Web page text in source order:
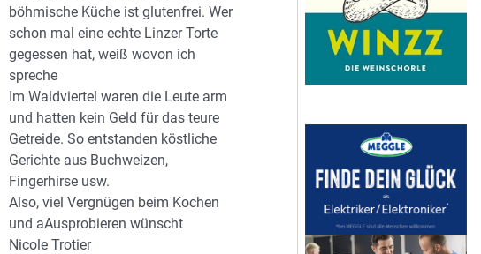
böhmische Küche ist glutenfrei. Wer
schon mal eine echte Linzer Torte
gegessen hat, weiß wovon ich
spreche
Im Waldviertel waren die Leute arm
und hatten kein Geld für das teure
Getreide. So entstanden köstliche
Gerichte aus Buchweizen,
Fingerhirse usw.
Also, viel Vergnügen beim Kochen
und aAusprobieren wünscht
Nicole Trotier